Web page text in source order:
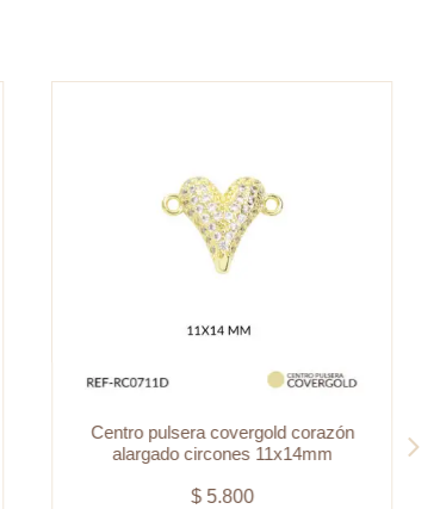
Centro pulsera covergold corazón
alargado circones 11x14mm
$5.800